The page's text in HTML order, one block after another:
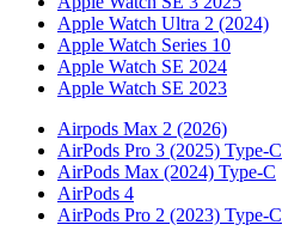
Apple Watch Ultra 2 (2024)
Apple Watch Series 10
Apple Watch SE 2024
Apple Watch SE 2023
Airpods Max 2 (2026)
AirPods Pro 3 (2025) Type-C
AirPods Max (2024) Type-C
AirPods 4
AirPods Pro 2 (2023) Type-C